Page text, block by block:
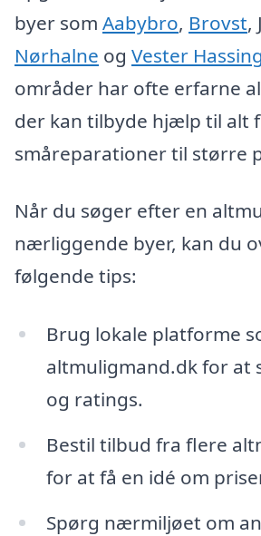
byer som Aabybro, Brovst,
Nørhalne og Vester Hassing
områder har ofte erfarne
der kan tilbyde hjælp til alt
småreparationer til større
Når du søger efter en
nærliggende byer, kan du
følgende tips:
Brug lokale platforme
altmuligmand.dk for at
og ratings.
Bestil tilbud fra flere
for at få en idé om
Spørg nærmiljøet om